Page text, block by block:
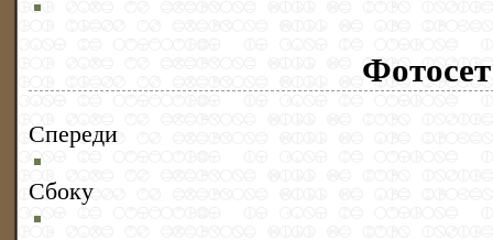
Фотосет
Спереди
Сбоку